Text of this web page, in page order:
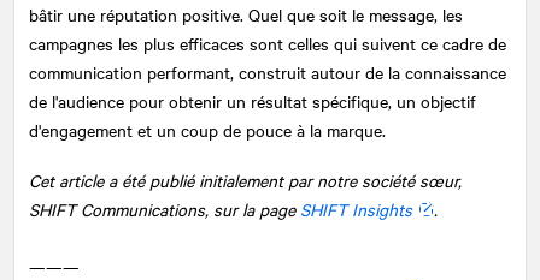
bâtir une réputation positive. Quel que soit le message, les
campagnes les plus efficaces sont celles qui suivent ce cadre de
communication performant, construit autour de la connaissance
de l'audience pour obtenir un résultat spécifique, un objectif
d'engagement et un coup de pouce à la marque.
Cet article a été publié initialement par notre société sœur,
SHIFT Communications, sur la page SHIFT Insights .
———